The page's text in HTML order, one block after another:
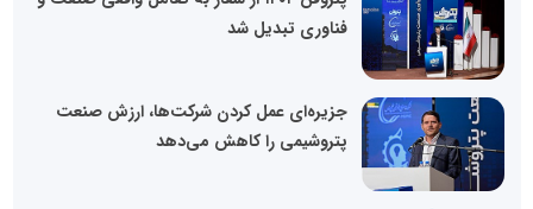
فناوری تبدیل شد
جزیره‌ای عمل کردن شرکت‌ها، ارزش صنعت
پتروشیمی را کاهش می‌دهد